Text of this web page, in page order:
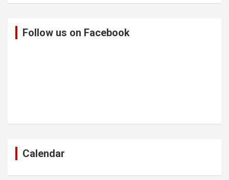
Follow us on Facebook
Calendar